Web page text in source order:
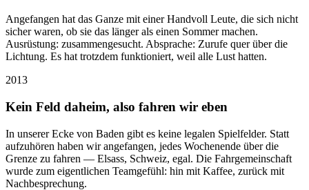
Angefangen hat das Ganze mit einer Handvoll Leute, die sich nicht
sicher waren, ob sie das länger als einen Sommer machen.
Ausrüstung: zusammengesucht. Absprache: Zurufe quer über die
Lichtung. Es hat trotzdem funktioniert, weil alle Lust hatten.
2013
Kein Feld daheim, also fahren wir eben
In unserer Ecke von Baden gibt es keine legalen Spielfelder. Statt
aufzuhören haben wir angefangen, jedes Wochenende über die
Grenze zu fahren — Elsass, Schweiz, egal. Die Fahrgemeinschaft
wurde zum eigentlichen Teamgefühl: hin mit Kaffee, zurück mit
Nachbesprechung.